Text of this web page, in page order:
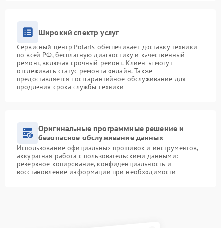
Широкий спектр услуг
Сервисный центр Polaris обеспечивает доставку техники
по всей РФ, бесплатную диагностику и качественный
ремонт, включая срочный ремонт. Клиенты могут
отслеживать статус ремонта онлайн. Также
предоставляется постгарантийное обслуживание для
продления срока службы техники
Оригинальные программные решение и
безопасное обслуживание данных
Использование официальных прошивок и инструментов,
аккуратная работа с пользовательскими данными:
резервное копирование, конфиденциальность и
восстановление информации при необходимости